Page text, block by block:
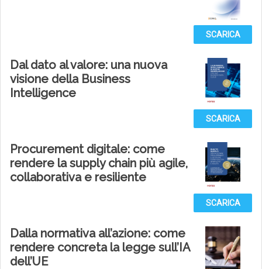
SCARICA
Dal dato al valore: una nuova
visione della Business
Intelligence
SCARICA
Procurement digitale: come
rendere la supply chain più agile,
collaborativa e resiliente
SCARICA
Dalla normativa all’azione: come
rendere concreta la legge sull’IA
dell’UE